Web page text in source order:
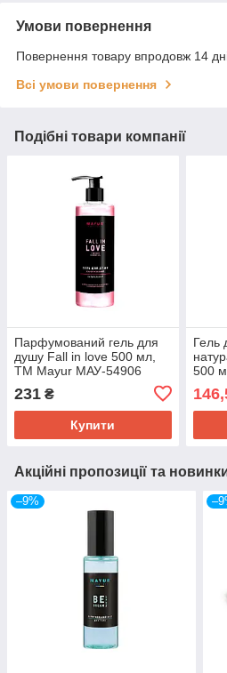
Умови повернення
Повернення товару впродовж 14
Всі умови повернення
Подібні товари компанії
Парфумований гель для
душу Fall in love 500 мл,
TM Mayur МАУ-54906
231 ₴
Купити
Гель
500
Акційні пропозиції та
–9%